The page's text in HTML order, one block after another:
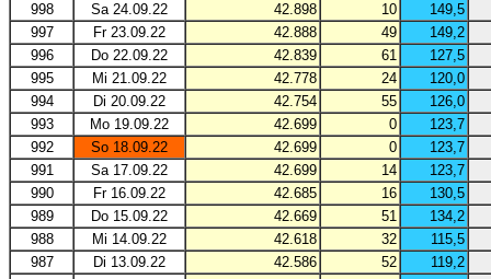
998
Sa 24.09.22 42.898 10
149,5
997
Fr 23.09.22 42.888 49
149,2
996
Do 22.09.22 42.839 61
127,5
995
Mi 21.09.22 42.778 24
120,0
994
Di 20.09.22 42.754 55
126,0
993
Mo 19.09.22 42.699 0
123,7
992
So 18.09.22 42.699 0
123,7
991
Sa 17.09.22 42.699 14
123,7
990
Fr 16.09.22 42.685 16
130,5
989
Do 15.09.22 42.669 51
134,2
988
Mi 14.09.22 42.618 32
115,5
987
Di 13.09.22 42.586 52
119,2